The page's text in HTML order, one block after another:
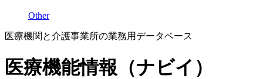
Other
医療機関と介護事業所の業務用データベース
医療機能情報（ナビイ）